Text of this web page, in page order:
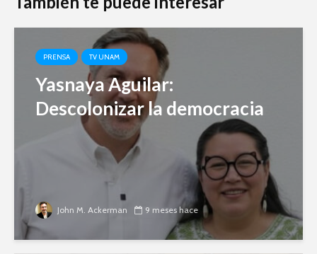
PRENSA TV UNAM
Yasnaya Aguilar:
Descolonizar la democracia
John M. Ackerman 9 meses hace